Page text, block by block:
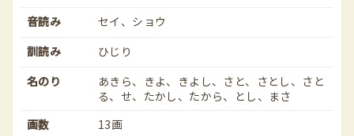
音読み
セイ、ショウ
訓読み
ひじり
名のり
あきら、きよ、きよし、さと、さとし、さと
る、せ、たかし、たから、とし、まさ
画数
13画